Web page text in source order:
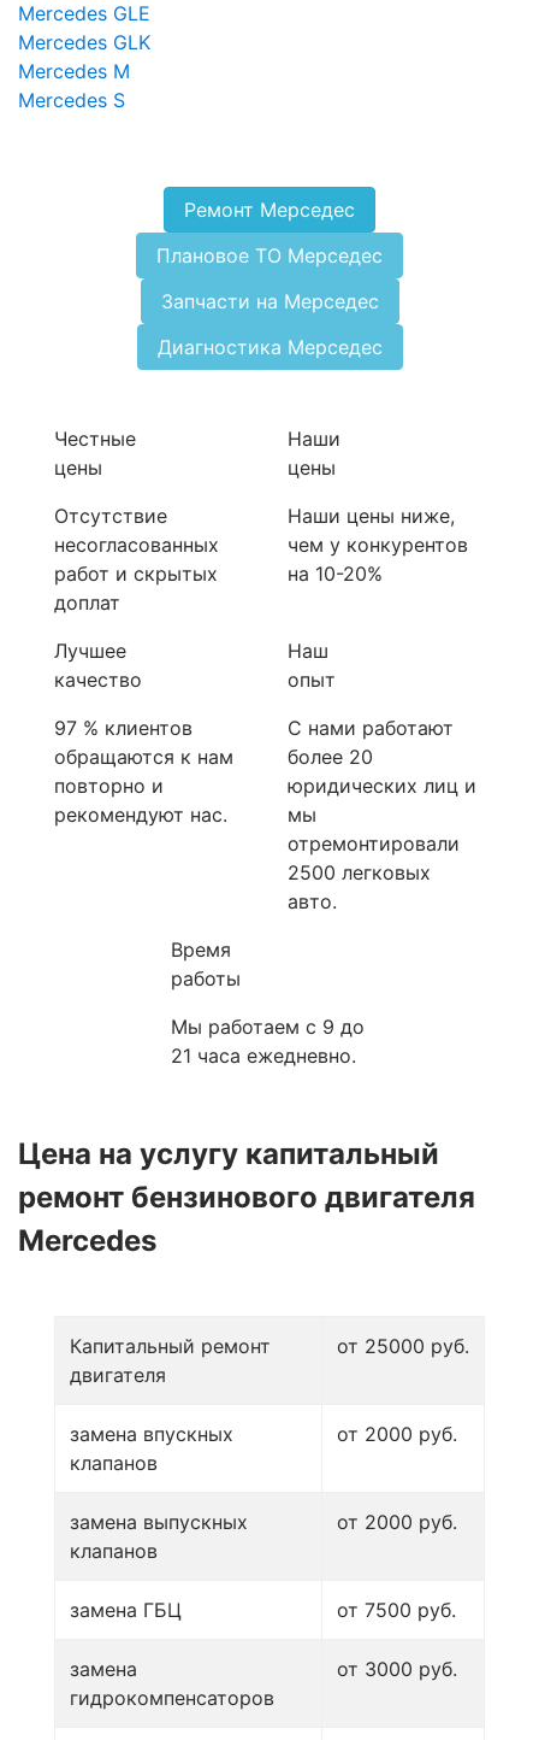
Mercedes GLE
Mercedes GLK
Mercedes M
Mercedes S
Ремонт Мерседес
Плановое ТО Мерседес
Запчасти на Мерседес
Диагностика Мерседес
Честные
цены
Отсутствие
несогласованных
работ и скрытых
доплат
Наши
цены
Наши цены ниже,
чем у конкурентов
на 10-20%
Лучшее
качество
97 % клиентов
обращаются к нам
повторно и
рекомендуют нас.
Наш
опыт
С нами работают
более 20
юридических лиц и
мы
отремонтировали
2500 легковых
авто.
Время
работы
Мы работаем с 9 до
21 часа ежедневно.
Цена на услугу капитальный
ремонт бензинового двигателя
Mercedes
Капитальный ремонт
двигателя
от 25000 руб.
замена впускных
клапанов
от 2000 руб.
замена выпускных
клапанов
от 2000 руб.
замена ГБЦ от 7500 руб.
замена
гидрокомпенсаторов
от 3000 руб.